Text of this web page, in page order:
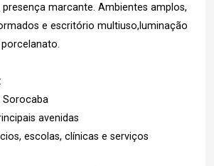
marcante. Ambientes amplos,
e escritório multiuso,luminação
Sorocaba
avenidas
escolas, clínicas e serviços